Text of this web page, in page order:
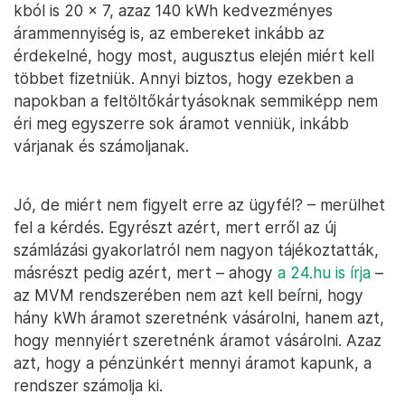
kból is 20 x 7, azaz 140 kWh kedvezményes
árammennyiség is, az embereket inkább az
érdekelné, hogy most, augusztus elején miért kell
többet fizetniük. Annyi biztos, hogy ezekben a
napokban a feltöltőkártyásoknak semmiképp nem
éri meg egyszerre sok áramot venniük, inkább
várjanak és számoljanak.
Jó, de miért nem figyelt erre az ügyfél? – merülhet
fel a kérdés. Egyrészt azért, mert erről az új
számlázási gyakorlatról nem nagyon tájékoztatták,
másrészt pedig azért, mert – ahogy a 24.hu is írja –
az MVM rendszerében nem azt kell beírni, hogy
hány kWh áramot szeretnénk vásárolni, hanem azt,
hogy mennyiért szeretnénk áramot vásárolni. Azaz
azt, hogy a pénzünkért mennyi áramot kapunk, a
rendszer számolja ki.